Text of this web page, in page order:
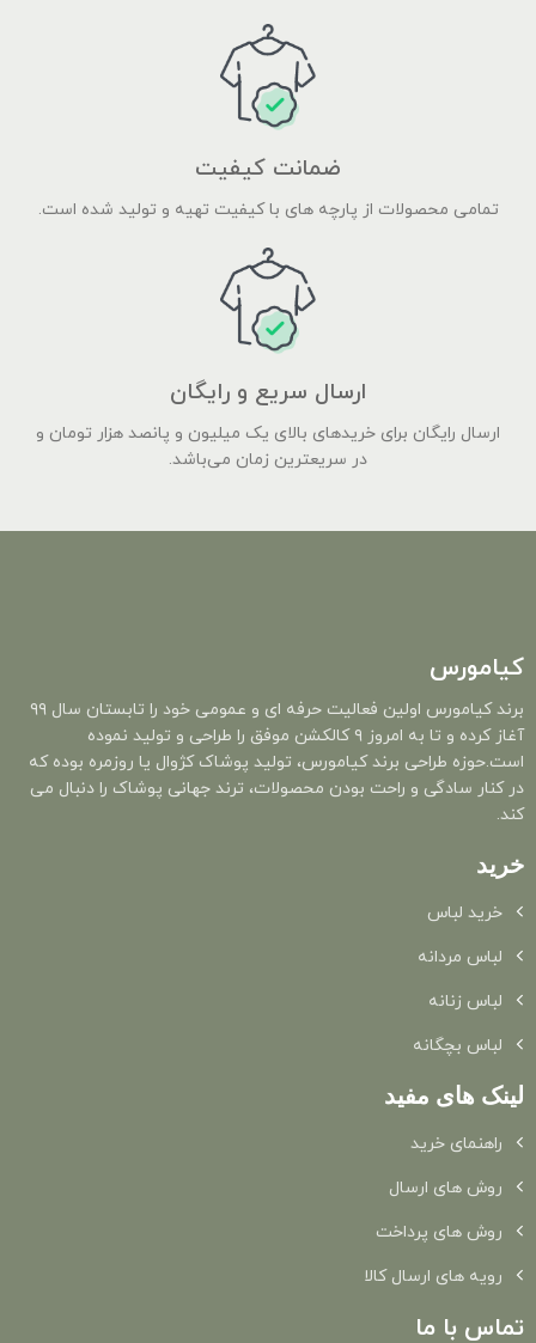
ضمانت کیفیت
تمامی محصولات از پارچه های با کیفیت تهیه و تولید شده است.
ارسال سریع و رایگان
ارسال رایگان برای خریدهای بالای یک میلیون و پانصد هزار تومان و
در سریعترین زمان می‌باشد.
کیامورس
برند کیامورس اولین فعالیت حرفه ای و عمومی خود را تابستان سال ۹۹
آغاز کرده و تا به امروز ۹ کالکشن موفق را طراحی و تولید نموده
است.حوزه طراحی برند کیامورس، تولید پوشاک کژوال یا روزمره بوده که
در کنار سادگی و راحت بودن محصولات، ترند جهانی پوشاک را دنبال می
کند.
خرید
خرید لباس
لباس مردانه
لباس زنانه
لباس بچگانه
لینک های مفید
راهنمای خرید
روش های ارسال
روش های پرداخت
رویه های ارسال کالا
تماس با ما